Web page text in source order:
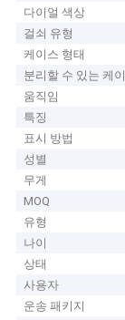
다이얼 색상
걸쇠 유형
케이스 형태
분리할 수 있는 케
움직임
특징
표시 방법
성별
무게
MOQ
유형
나이
상태
사용자
운송 패키지